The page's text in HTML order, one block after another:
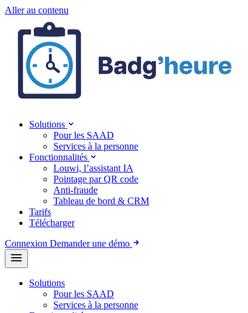
Aller au contenu
Solutions
Pour les SAAD
Services à la personne
Fonctionnalités
Louwi, l’assistant IA
Pointage par QR code
Anti-fraude
Tableau de bord & CRM
Tarifs
Télécharger
Connexion Demander une démo
Solutions
Pour les SAAD
Services à la personne